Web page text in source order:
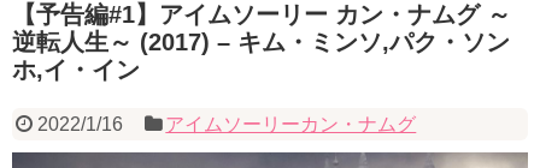
【予告編#1】アイムソーリー カン・ナムグ ～
逆転人生～ (2017) – キム・ミンソ,パク・ソン
ホ,イ・イン
2022/1/16 アイムソーリーカン・ナムグ